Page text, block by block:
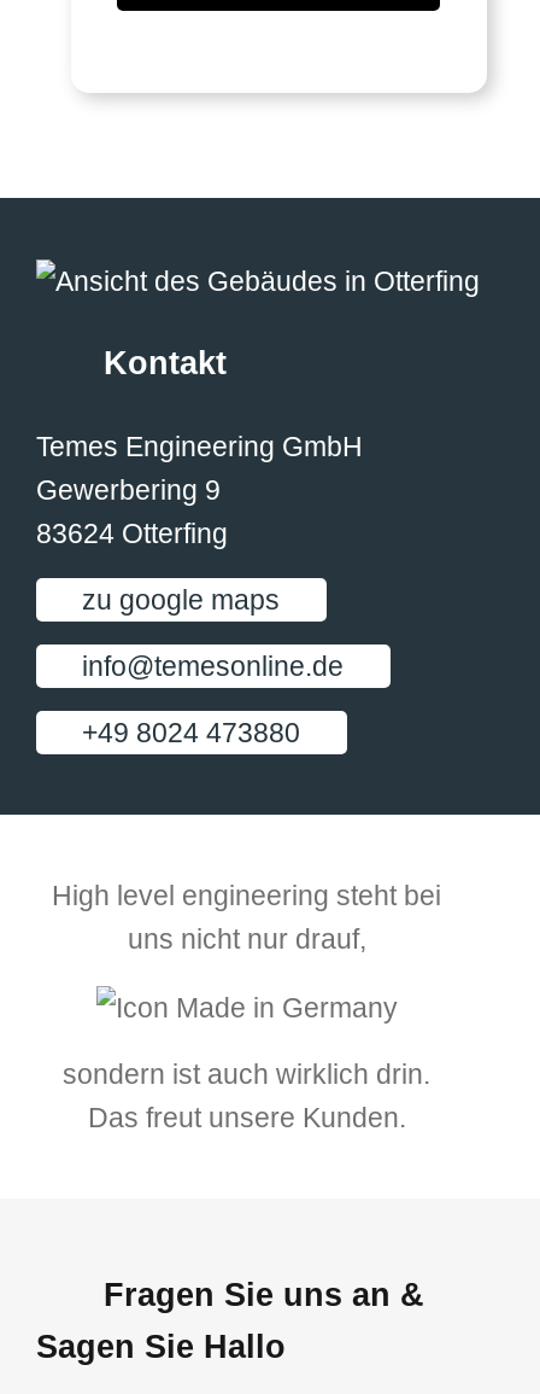
Kontakt
Temes Engineering GmbH
Gewerbering 9
83624 Otterfing
zu google maps
info@temesonline.de
+49 8024 473880
High level engineering steht bei
uns nicht nur drauf,
sondern ist auch wirklich drin.
Das freut unsere Kunden.
Fragen Sie uns an &
Sagen Sie Hallo